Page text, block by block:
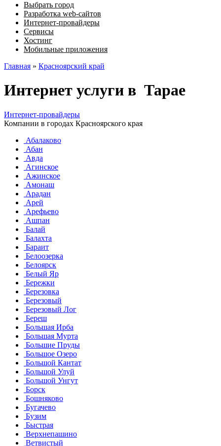
Выбрать город
Разработка web-сайтов
Интернет-провайдеры
Сервисы
Хостинг
Мобильные приложения
Главная » Красноярский край
Интернет услуги в Тарае
Интернет-провайдеры
Компании в городах Красноярского края
Абалаково
Абан
Авда
Агинское
Ажинское
Амонаш
Арадан
Арей
Арефьево
Ашпан
Балай
Балахта
Бараит
Белоозерка
Белоярск
Белый Яр
Бережки
Березовка
Березовый
Березовый Лог
Береш
Большая Ирба
Большая Мурта
Большие Пруды
Большое Озеро
Большой Кантат
Большой Улуй
Большой Унгут
Борск
Бошняково
Бугачево
Бузим
Быстрая
Верхнепашино
Ветвистый